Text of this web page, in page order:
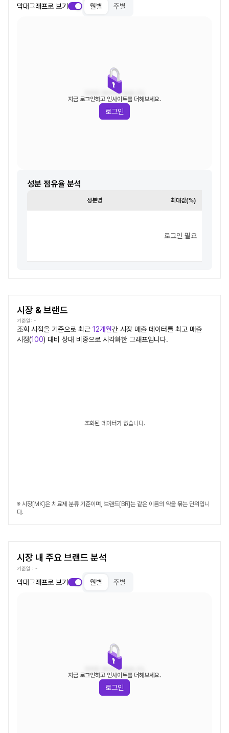
막대그래프로 보기 월별 주별
조회된 데이터가 없습니다.
지금 로그인하고 인사이트를 더해보세요.
로그인
성분 점유율 분석
성분명 최대값(%)
로그인 필요
시장 & 브랜드
기준일: -
조회 시점을 기준으로 최근 12개월간 시장 매출 데이터를 최고 매출
시점(100) 대비 상대 비중으로 시각화한 그래프입니다.
조회된 데이터가 없습니다.
※ 시장[MK]은 치료제 분류 기준이며, 브랜드[BR]는 같은 이름의 약을 묶는 단위입니
다.
시장 내 주요 브랜드 분석
기준일 : -
막대그래프로 보기 월별 주별
조회된 데이터가 없습니다.
지금 로그인하고 인사이트를 더해보세요.
로그인